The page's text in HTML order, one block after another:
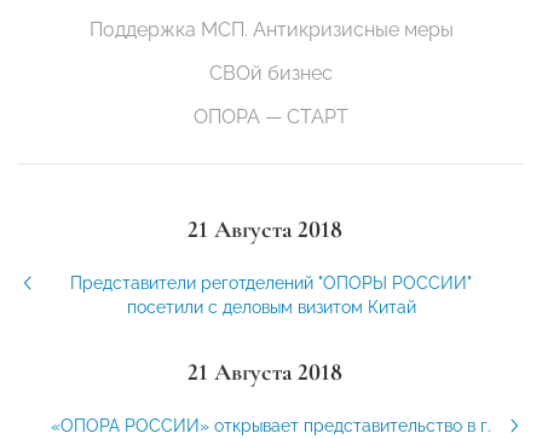
Поддержка МСП. Антикризисные меры
СВОй бизнес
ОПОРА — СТАРТ
21 Августа 2018
Представители реготделений "ОПОРЫ РОССИИ"
посетили с деловым визитом Китай
21 Августа 2018
«ОПОРА РОССИИ» открывает представительство в г.